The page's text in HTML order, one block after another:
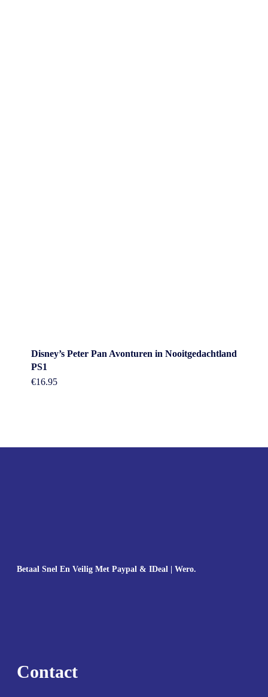
Disney’s Peter Pan Avonturen in Nooitgedachtland
PS1
€16.95
Betaal Snel En Veilig Met Paypal & IDeal | Wero.
Contact